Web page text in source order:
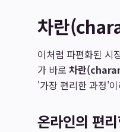
차란
이처럼 파편화된 시
가 바로 차란
'가장 편리한 과정'
온라인의 편